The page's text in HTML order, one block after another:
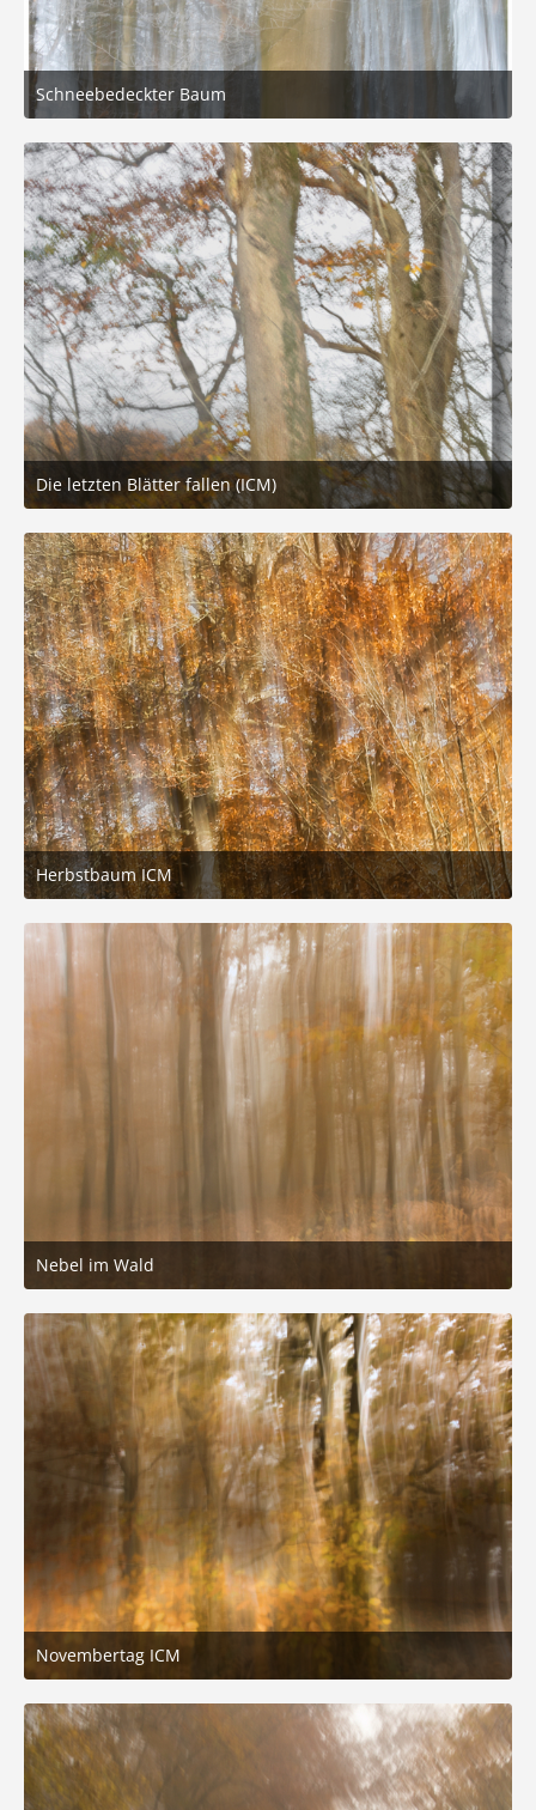
Schneebedeckter Baum
12. Januar 2026 um 18:06
2
Die letzten Blätter fallen (ICM)
25. November 2025 um 11:27
3
Herbstbaum ICM
23. November 2025 um 17:35
3
Nebel im Wald
8. November 2025 um 19:06
3
Novembertag ICM
8. November 2025 um 19:04
3